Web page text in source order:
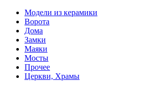
Модели из керамики
Ворота
Дома
Замки
Маяки
Мосты
Прочее
Церкви, Храмы